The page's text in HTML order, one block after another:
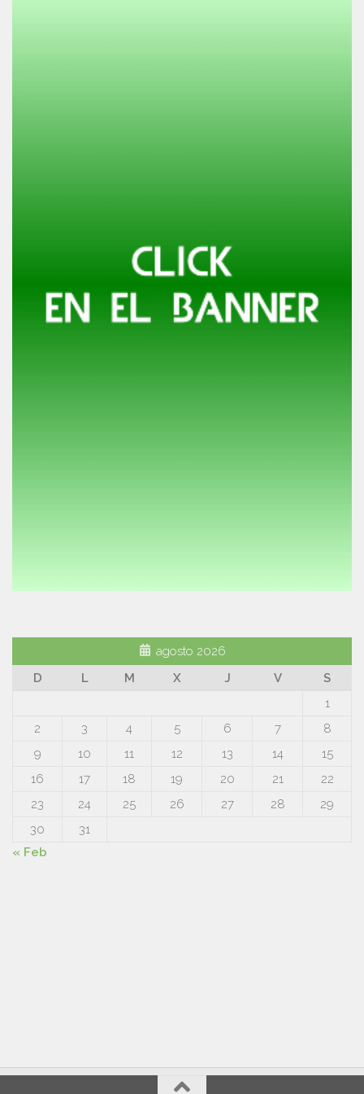
agosto 2026
D
L M X J V
S
1
2
3 4 5 6 7
8
9
10 11 12 13 14
15
16
17 18 19 20 21
22
23
24 25 26 27 28
29
30
31
« Feb